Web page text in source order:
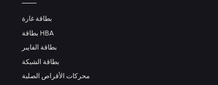
بطاقة غارة
بطاقة HBA
بطاقة الفايبر
بطاقة الشبكة
محركات الأقراص الصلبة